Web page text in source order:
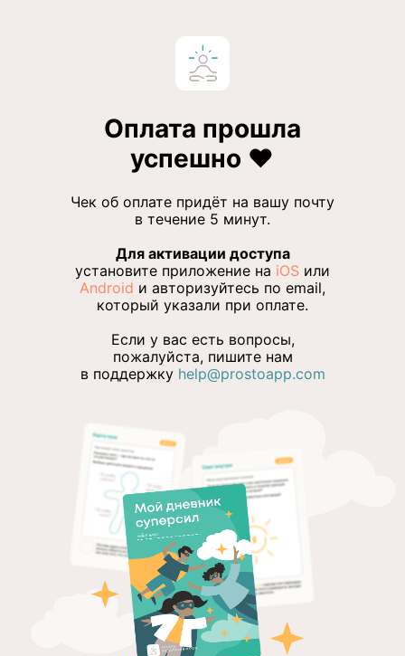
Чек об оплате придёт на вашу почту
в течение 5 минут.
Для активации доступа
установите приложение на iOS или
Android и авторизуйтесь по email,
который указали при оплате.
Если у вас есть вопросы,
пожалуйста, пишите нам
в поддержку help@prostoapp.com
Оплата прошла
успешно ❤️